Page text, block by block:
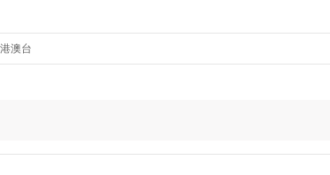
澳台